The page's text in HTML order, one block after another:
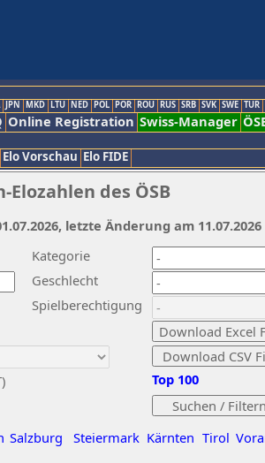
JPN MKD LTU NED POL POR ROU RUS SRB SVK SWE TUR
Online Registration Swiss-Manager
Elo Vorschau Elo FIDE
des ÖSB
Kategorie
Geschlecht
Spielberechtigung
Salzburg Steiermark Kärnten Tirol
Top 100
letzte Änderung am